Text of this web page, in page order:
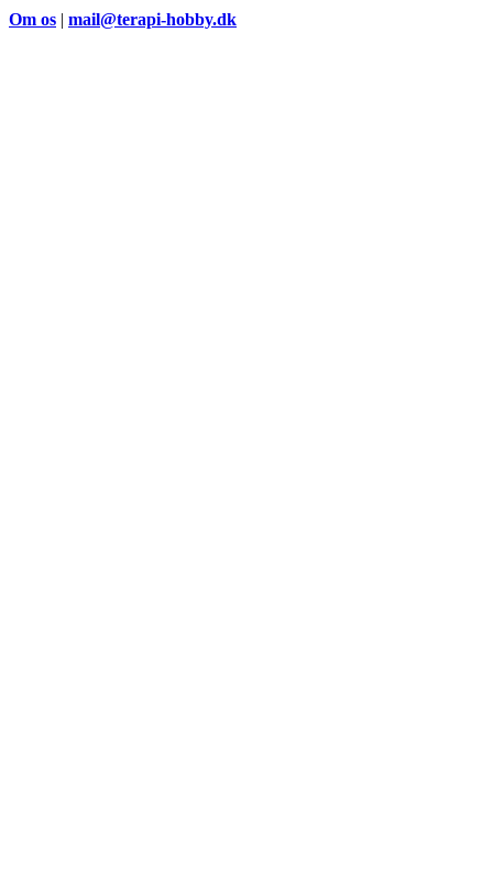
Om os | mail@terapi-hobby.dk